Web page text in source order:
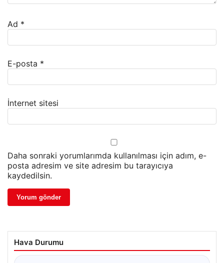
Ad *
E-posta *
İnternet sitesi
Daha sonraki yorumlarımda kullanılması için adım, e-
posta adresim ve site adresim bu tarayıcıya
kaydedilsin.
Hava Durumu